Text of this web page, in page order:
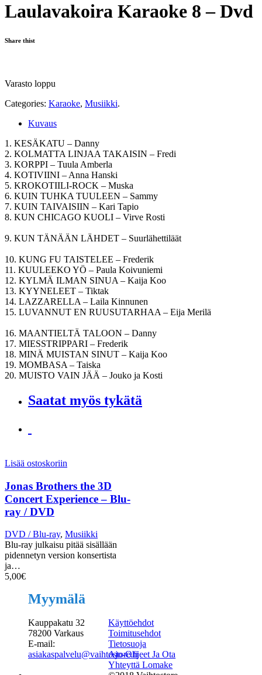
Laulavakoira Karaoke 8 – Dvd
Share thist
Varasto loppu
Categories: Karaoke, Musiikki.
Kuvaus
1. KESÄKATU – Danny
2. KOLMATTA LINJAA TAKAISIN – Fredi
3. KORPPI – Tuula Amberla
4. KOTIVIINI – Anna Hanski
5. KROKOTIILI-ROCK – Muska
6. KUIN TUHKA TUULEEN – Sammy
7. KUIN TAIVAISIIN – Kari Tapio
8. KUN CHICAGO KUOLI – Virve Rosti
9. KUN TÄNÄÄN LÄHDET – Suurlähettiläät
10. KUNG FU TAISTELEE – Frederik
11. KUULEEKO YÖ – Paula Koivuniemi
12. KYLMÄ ILMAN SINUA – Kaija Koo
13. KYYNELEET – Tiktak
14. LAZZARELLA – Laila Kinnunen
15. LUVANNUT EN RUUSUTARHAA – Eija Merilä
16. MAANTIELTÄ TALOON – Danny
17. MIESSTRIPPARI – Frederik
18. MINÄ MUISTAN SINUT – Kaija Koo
19. MOMBASA – Taiska
20. MUISTO VAIN JÄÄ – Jouko ja Kosti
Saatat myös tykätä
Lisää ostoskoriin
Jonas Brothers the 3D
Concert Experience – Blu-
ray / DVD
DVD / Blu-ray, Musiikki
Blu-ray julkaisu pitää sisällään
pidennetyn version konsertista
ja…
5,00€
Myymälä
Kauppakatu 32
78200 Varkaus
E-mail:
asiakaspalvelu@vaihtostore.fi
Käyttöehdot
Toimitusehdot
Tietosuoja
Ajo-Ohjeet Ja Ota
Yhteyttä Lomake